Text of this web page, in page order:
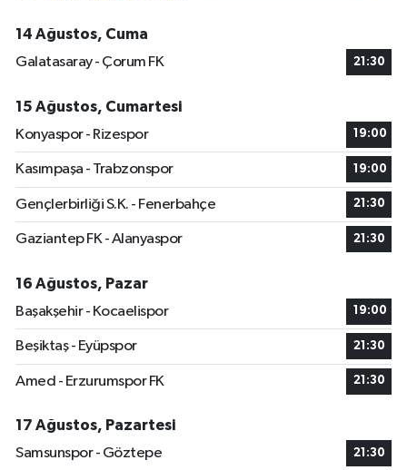
14 Ağustos, Cuma
Galatasaray - Çorum FK
21:30
15 Ağustos, Cumartesi
Konyaspor - Rizespor
19:00
Kasımpaşa - Trabzonspor 19:00
Gençlerbirliği S.K. - Fenerbahçe 21:30
Gaziantep FK - Alanyaspor 21:30
16 Ağustos, Pazar
Başakşehir - Kocaelispor
19:00
Beşiktaş - Eyüpspor 21:30
Amed - Erzurumspor FK 21:30
17 Ağustos, Pazartesi
Samsunspor - Göztepe
21:30